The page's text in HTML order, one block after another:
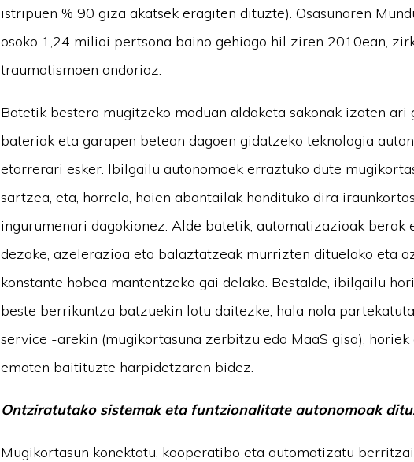
istripuen % 90 giza akatsek eragiten dituzte). Osasunaren
osoko 1,24 milioi pertsona baino gehiago hil ziren 2010ean,
traumatismoen ondorioz.
Batetik bestera mugitzeko moduan aldaketa sakonak izaten ari
bateriak eta garapen betean dagoen gidatzeko teknologia
etorrerari esker. Ibilgailu autonomoek erraztuko dute
sartzea, eta, horrela, haien abantailak handituko dira
ingurumenari dagokionez. Alde batetik, automatizazioak berak
dezake, azelerazioa eta balaztatzeak murrizten dituelako eta
konstante hobea mantentzeko gai delako. Bestalde, ibilgailu
beste berrikuntza batzuekin lotu daitezke, hala nola
service -arekin (mugikortasuna zerbitzu edo MaaS gisa),
ematen baitituzte harpidetzaren bidez.
Ontziratutako sistemak eta funtzionalitate autonomoak
Mugikortasun konektatu, kooperatibo eta automatizatu